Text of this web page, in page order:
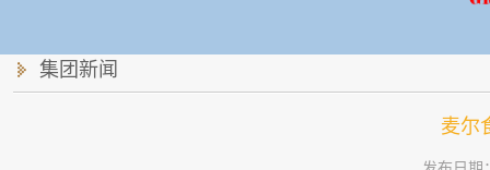
集团新闻
麦尔